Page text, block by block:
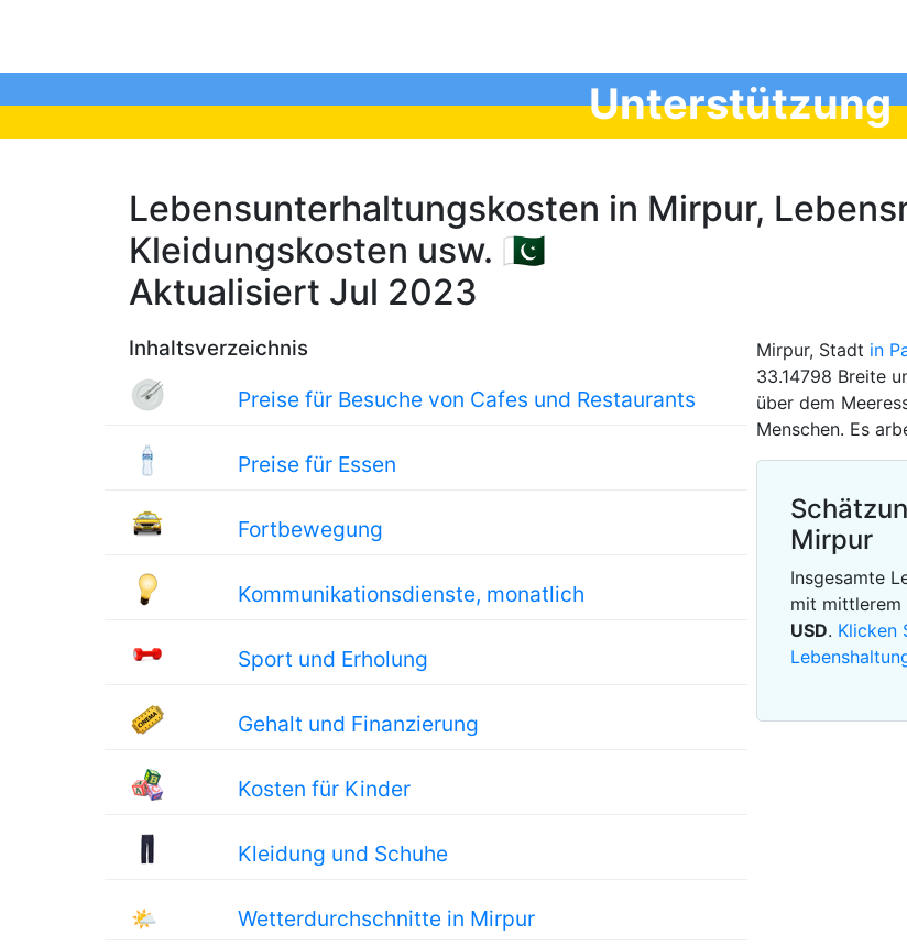
Unterstützung
Lebensunterhaltungskosten in Mirpur,
Kleidungskosten usw. 🇵🇰
Aktualisiert Jul 2023
Inhaltsverzeichnis
Preise für Besuche von Cafes und Restaurants
Preise für Essen
Fortbewegung
Kommunikationsdienste, monatlich
Sport und Erholung
Gehalt und Finanzierung
Kosten für Kinder
Kleidung und Schuhe
🌤 Wetterdurchschnitte in Mirpur
Mirpur, Stadt in
33.14798 Breite
über dem
Menschen. Es
Mirpur
Insgesamte
mit mittlerem
USD. Klicken